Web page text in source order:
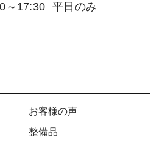
～17:30 平日のみ
お客様の声
整備品